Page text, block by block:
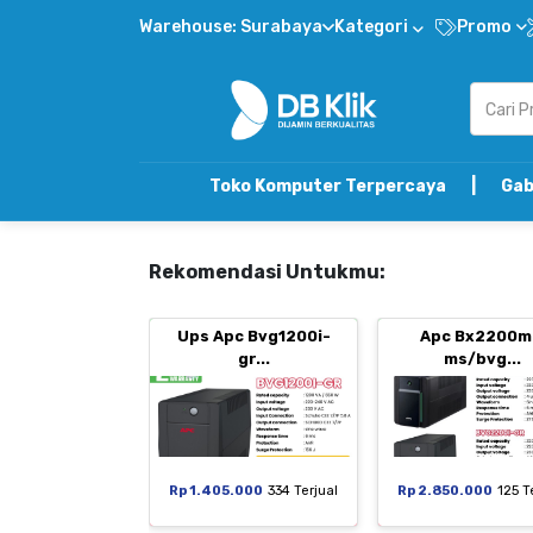
Warehouse: Surabaya Kategori Promo
Toko Komputer Terpercaya | Gabung DB
Rekomendasi Untukmu:
Ups Apc Bvg1200i-
gr...
Rp 1.405.000 334 Terjual
Apc
ms/bvg...
Rp 2.850.000 125